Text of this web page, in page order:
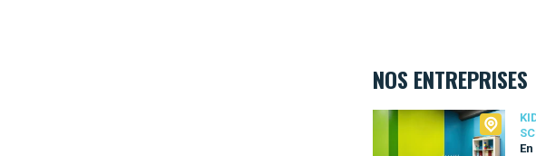
NOS ENTREPRISES
Kids&Us language